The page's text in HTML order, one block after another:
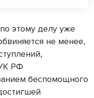
этому делу уже
не менее,
РФ
беспомощного